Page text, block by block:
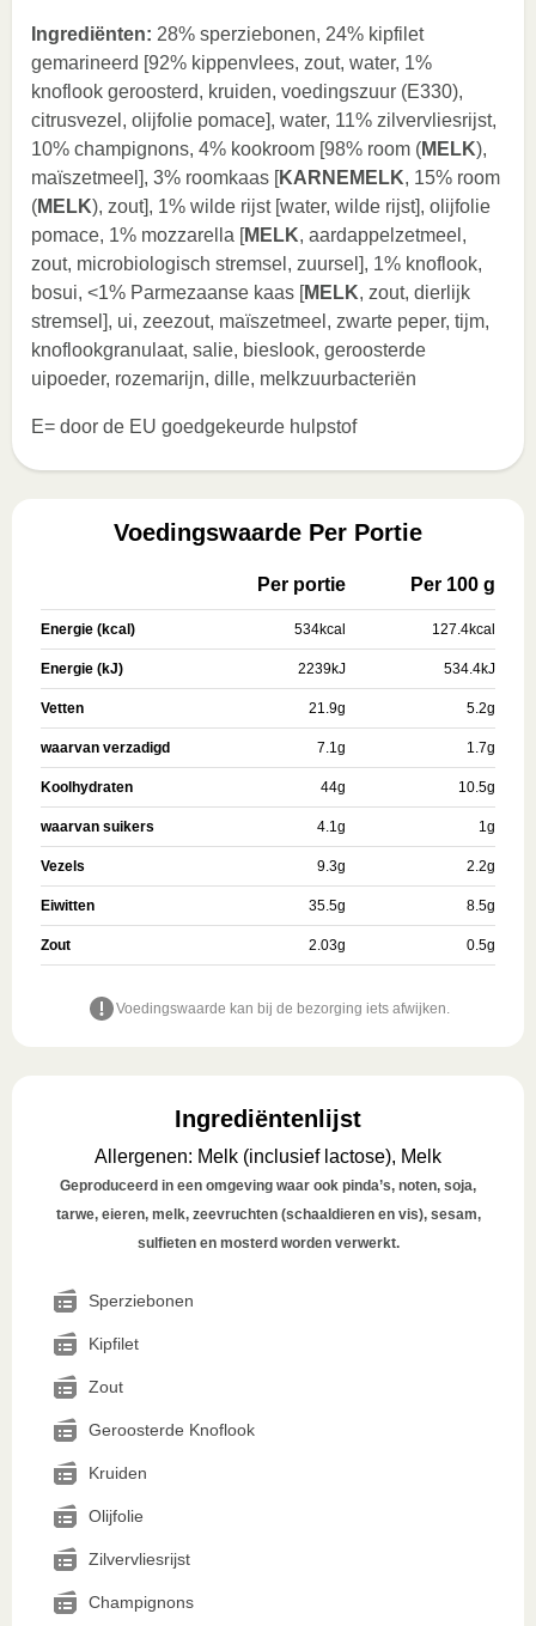
Ingrediënten: 28% sperziebonen, 24% kipfilet
gemarineerd [92% kippenvlees, zout, water, 1%
knoflook geroosterd, kruiden, voedingszuur (E330),
citrusvezel, olijfolie pomace], water, 11% zilvervliesrijst,
10% champignons, 4% kookroom [98% room (MELK),
maïszetmeel], 3% roomkaas [KARNEMELK, 15% room
(MELK), zout], 1% wilde rijst [water, wilde rijst], olijfolie
pomace, 1% mozzarella [MELK, aardappelzetmeel,
zout, microbiologisch stremsel, zuursel], 1% knoflook,
bosui, <1% Parmezaanse kaas [MELK, zout, dierlijk
stremsel], ui, zeezout, maïszetmeel, zwarte peper, tijm,
knoflookgranulaat, salie, bieslook, geroosterde
uipoeder, rozemarijn, dille, melkzuurbacteriën
E= door de EU goedgekeurde hulpstof
Voedingswaarde Per Portie
Per portie Per 100 g
Energie (kcal) 534kcal 127.4kcal
Energie (kJ) 2239kJ 534.4kJ
Vetten 21.9g 5.2g
waarvan verzadigd 7.1g 1.7g
Koolhydraten 44g 10.5g
waarvan suikers 4.1g 1g
Vezels 9.3g 2.2g
Eiwitten 35.5g 8.5g
Zout 2.03g 0.5g
Voedingswaarde kan bij de bezorging iets afwijken.
Ingrediëntenlijst
Allergenen: Melk (inclusief lactose), Melk
Geproduceerd in een omgeving waar ook pinda’s, noten, soja,
tarwe, eieren, melk, zeevruchten (schaaldieren en vis), sesam,
sulfieten en mosterd worden verwerkt.
Sperziebonen
Kipfilet
Zout
Geroosterde Knoflook
Kruiden
Olijfolie
Zilvervliesrijst
Champignons